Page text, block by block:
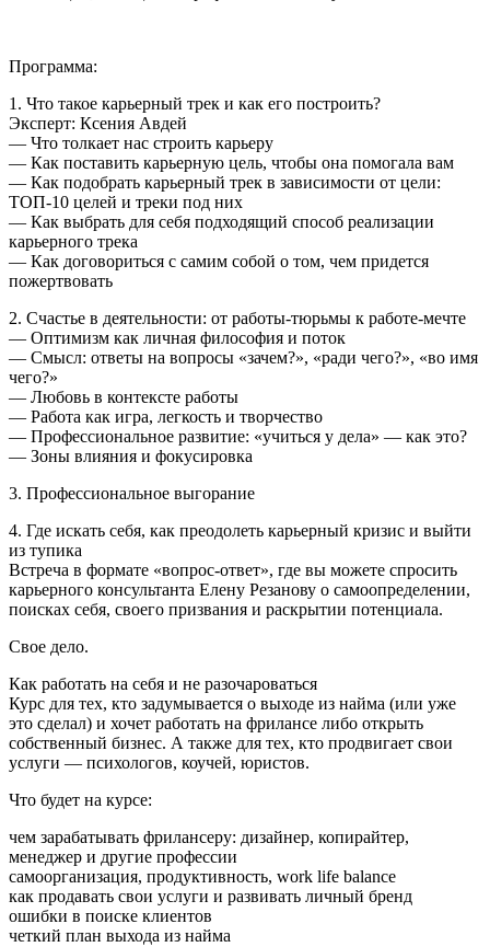
Программа:
1. Что такое карьерный трек и как его построить?
Эксперт: Ксения Авдей
— Что толкает нас строить карьеру
— Как поставить карьерную цель, чтобы она помогала вам
— Как подобрать карьерный трек в зависимости от цели:
ТОП-10 целей и треки под них
— Как выбрать для себя подходящий способ реализации
карьерного трека
— Как договориться с самим собой о том, чем придется
пожертвовать
2. Счастье в деятельности: от работы-тюрьмы к работе-мечте
— Оптимизм как личная философия и поток
— Смысл: ответы на вопросы «зачем?», «ради чего?», «во имя
чего?»
— Любовь в контексте работы
— Работа как игра, легкость и творчество
— Профессиональное развитие: «учиться у дела» — как это?
— Зоны влияния и фокусировка
3. Профессиональное выгорание
4. Где искать себя, как преодолеть карьерный кризис и выйти
из тупика
Встреча в формате «вопрос-ответ», где вы можете спросить
карьерного консультанта Елену Резанову о самоопределении,
поисках себя, своего призвания и раскрытии потенциала.
Свое дело.
Как работать на себя и не разочароваться
Курс для тех, кто задумывается о выходе из найма (или уже
это сделал) и хочет работать на фрилансе либо открыть
собственный бизнес. А также для тех, кто продвигает свои
услуги — психологов, коучей, юристов.
Что будет на курсе:
чем зарабатывать фрилансеру: дизайнер, копирайтер,
менеджер и другие профессии
самоорганизация, продуктивность, work life balance
как продавать свои услуги и развивать личный бренд
ошибки в поиске клиентов
четкий план выхода из найма